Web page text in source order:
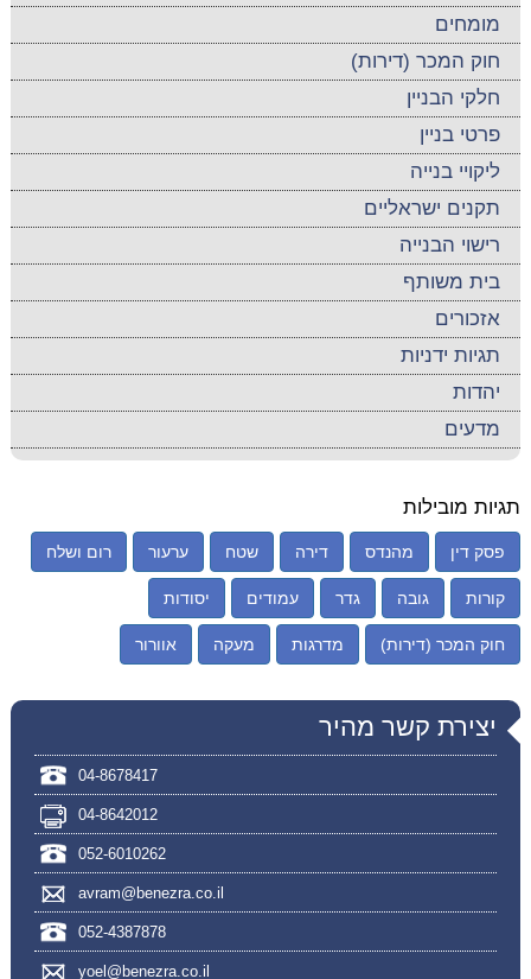
מומחים
חוק המכר (דירות)
חלקי הבניין
פרטי בניין
ליקויי בנייה
תקנים ישראליים
רישוי הבנייה
בית משותף
אזכורים
תגיות ידניות
יהדות
מדעים
תגיות מובילות
פסק דין מהנדס דירה שטח ערעור רום ושלח
קורות גובה גדר עמודים יסודות
חוק המכר (דירות) מדרגות מעקה אוורור
יצירת קשר מהיר
04-8678417
04-8642012
052-6010262
avram@benezra.co.il
052-4387878
yoel@benezra.co.il